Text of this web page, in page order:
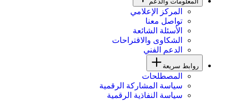
المركز الإعلامي
تواصل معنا
الأسئلة الشائعة
الشكاوى والاقتراحات
الدعم الفني
روابط سريعة
المصطلحات
سياسة المشاركة الرقمية
سياسة النفاذية الرقمية